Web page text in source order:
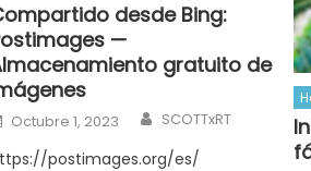
desde Bing:
—
gratuito de
Posted
on
Octubre 1, 2023 Author
SCOTTxRT
postimages.org/es/